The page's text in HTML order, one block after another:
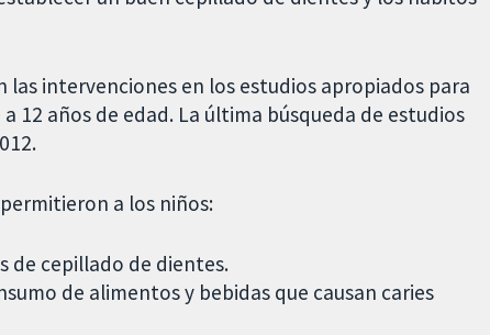
las intervenciones en los estudios apropiados para
12 años de edad. La última búsqueda de estudios
a los niños:
de cepillado de dientes.
de alimentos y bebidas que causan caries